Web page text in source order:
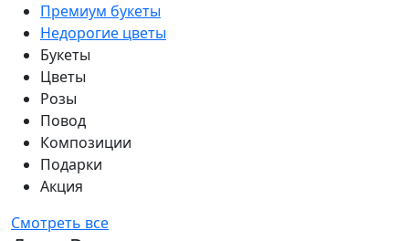
Премиум букеты
Недорогие цветы
Букеты
Цветы
Розы
Повод
Композиции
Подарки
Акция
Смотреть все